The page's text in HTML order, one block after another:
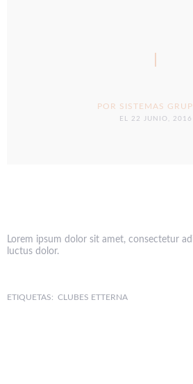
POR SISTEMAS
EL 22 JUNIO, 2016
Lorem ipsum dolor sit amet, consectetur
luctus dolor.
ETIQUETAS: CLUBES ETTERNA